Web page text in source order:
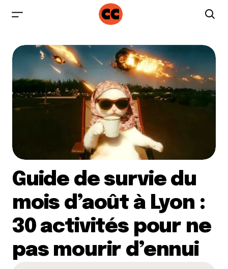
Guide de survie du
mois d’août à Lyon :
30 activités pour ne
pas mourir d’ennui